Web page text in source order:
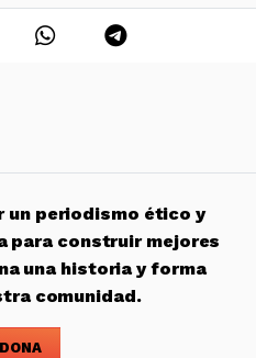
un periodismo ético y
para construir mejores
una historia y forma
comunidad.
DONA